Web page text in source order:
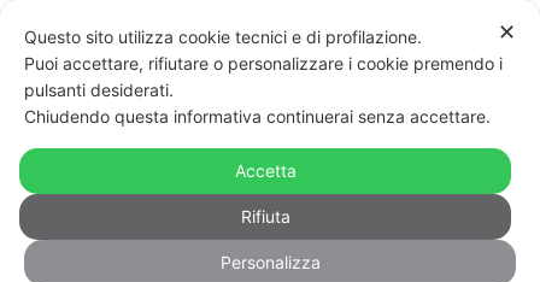
Brexit: si è dimessa la prima lesbica
collaboratrice di un ministro
✕
Questo sito utilizza cookie tecnici e di profilazione.
Puoi accettare, rifiutare o personalizzare i cookie premendo i
pulsanti desiderati.
Chiudendo questa informativa continuerai senza accettare.
Accetta
Rifiuta
Personalizza